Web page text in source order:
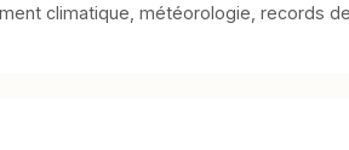
climatique météorologie records